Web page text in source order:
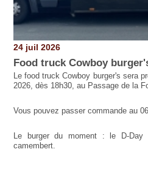
24 juil 2026
Food truck Cowboy
Le food truck Cowboy burger's sera
2026, dès 18h30, au Passage de la
Vous pouvez passer commande au
Le burger du moment : le D-Day
camembert.